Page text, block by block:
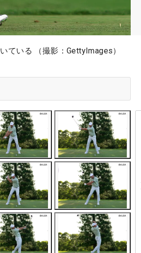
ている （撮影：GettyImages）